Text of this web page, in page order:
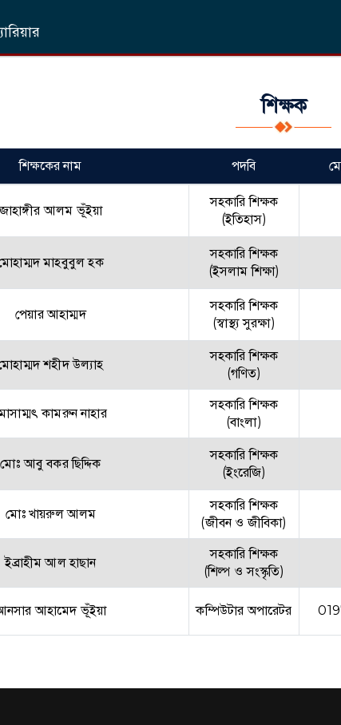
শিক্ষক
শিক্ষকের নাম পদবি
আলম ভূঁইয়া
সহকারি শিক্ষক
(ইতিহাস)
মাহবুবুল হক
সহকারি শিক্ষক
(ইসলাম শিক্ষা)
পেয়ার আহাম্মদ
সহকারি শিক্ষক
(স্বাস্থ্য সুরক্ষা)
শহীদ উল্যাহ
সহকারি শিক্ষক
(গণিত)
কামরুন নাহার
সহকারি শিক্ষক
(বাংলা)
মোঃ আবু বকর ছিদ্দিক
সহকারি শিক্ষক
(ইংরেজি)
মোঃ খায়রুল আলম
সহকারি শিক্ষক
(জীবন ও জীবিকা)
ইব্রাহীম আল হাছান
সহকারি শিক্ষক
(শিল্প ও সংস্কৃতি)
আহামেদ ভূঁইয়া কম্পিউটার অপারেটর